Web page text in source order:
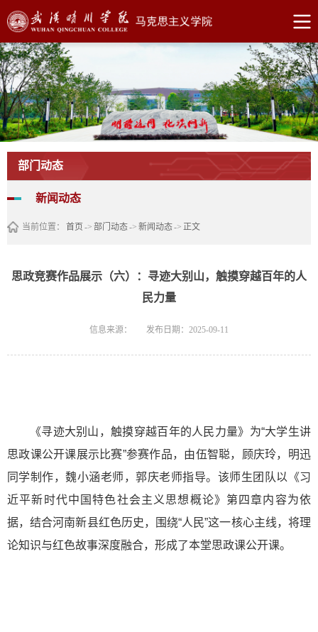
部门动态
新闻动态
当前位置： 首页 -> 部门动态-> 新闻动态-> 正文
思政竞赛作品展示（六）：寻迹大别山，触摸穿越百年的人
民力量
信息来源： 发布日期：2025-09-11
《寻迹大别山，触摸穿越百年的人民力量》为“大学生讲
思政课公开课展示比赛”参赛作品，由伍智聪，顾庆玲，明迅
同学制作，魏小涵老师，郭庆老师指导。该师生团队以《习
近平新时代中国特色社会主义思想概论》第四章内容为依
据，结合河南新县红色历史，围绕“人民”这一核心主线，将理
论知识与红色故事深度融合，形成了本堂思政课公开课。